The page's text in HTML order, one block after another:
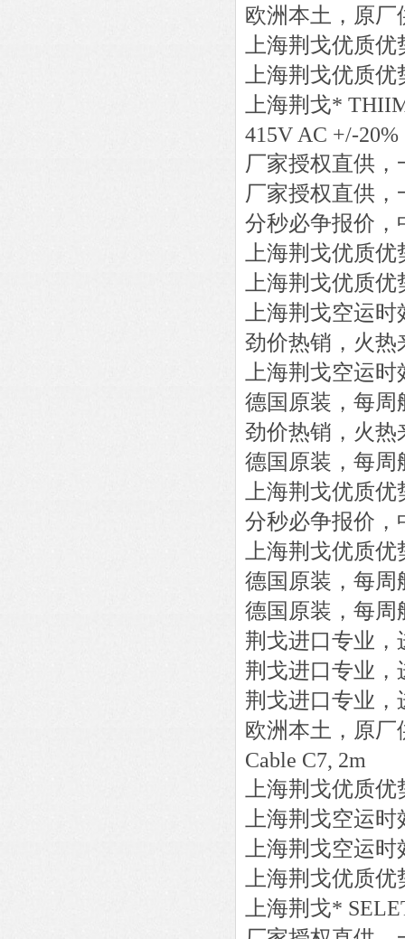
欧洲本土，原厂
上海荆戈优质
上海荆戈优质
上海荆戈*
415V AC +/-20%
厂家授权直供
厂家授权直供
分秒必争报价，
上海荆戈优质
上海荆戈优质
上海荆戈空运时
劲价热销，火热
上海荆戈空运时
德国原装，每周
劲价热销，火热
德国原装，每周
上海荆戈优质
分秒必争报价，
上海荆戈优质
德国原装，每周
德国原装，每周
荆戈进口专业，
荆戈进口专业，
荆戈进口专业，
欧洲本土，原厂
Cable C7, 2m
上海荆戈优质
上海荆戈空运时
上海荆戈空运时
上海荆戈优质
上海荆戈*